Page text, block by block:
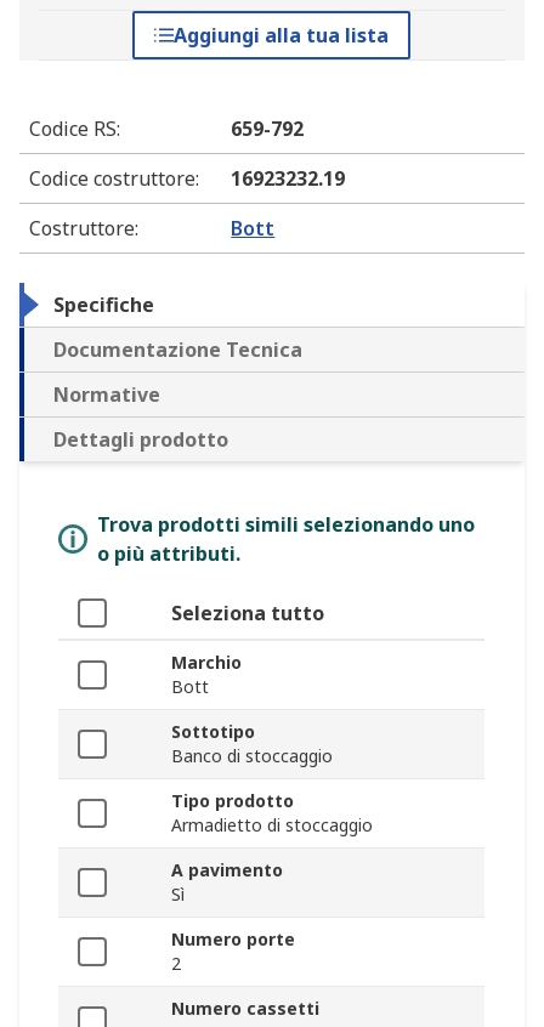
Aggiungi alla tua lista
Codice RS:
659-792
Codice costruttore:
16923232.19
Costruttore: Bott
Specifiche
Documentazione Tecnica
Normative
Dettagli prodotto
Trova prodotti simili selezionando uno
o più attributi.
Seleziona tutto
Marchio
Bott
Sottotipo
Banco di stoccaggio
Tipo prodotto
Armadietto di stoccaggio
A pavimento
Sì
Numero porte
2
Numero cassetti